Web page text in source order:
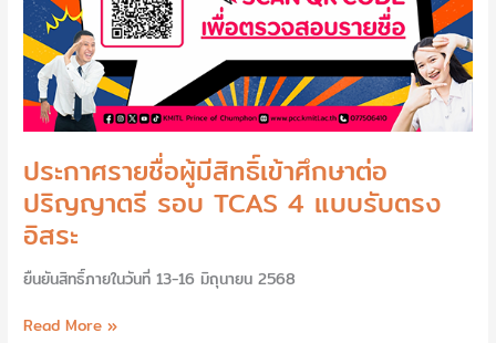
ประกาศรายชื่อผู้มีสิทธิ์เข้าศึกษาต่อ
ปริญญาตรี รอบ TCAS 4 แบบรับตรง
อิสระ
ยืนยันสิทธิ์ภายในวันที่ 13-16 มิถุนายน 2568
แบบ
รับ
ตรง
อิสระ
Read More »